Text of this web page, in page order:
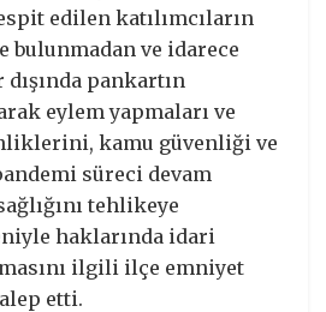
edilen katılımcıların
bulunmadan ve idarece
pankartın
eylem yapmaları ve
kamu güvenliği ve
süreci devam
tehlikeye
haklarında idari
ilgili ilçe emniyet
etti.